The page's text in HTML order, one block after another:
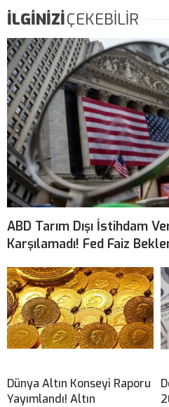
İLGİNİZİÇEKEBİLİR
ABD Tarım Dışı İstihdam
Karşılamadı! Fed Faiz
Dünya Altın Konseyi Raporu
Yayımlandı! Altın